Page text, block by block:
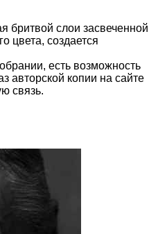
бритвой слои засвеченной
цвета, создается
есть возможность
авторской копии на сайте
связь.